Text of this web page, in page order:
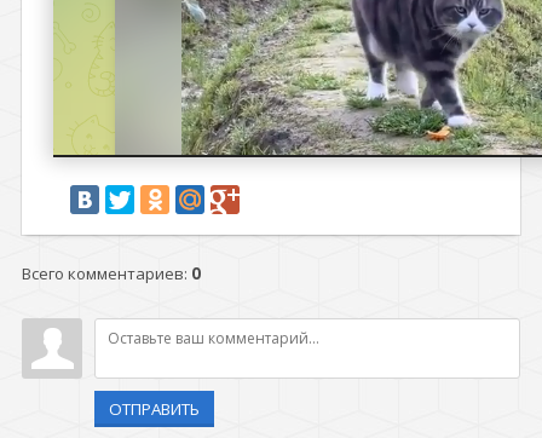
Всего комментариев: 0
ОТПРАВИТЬ